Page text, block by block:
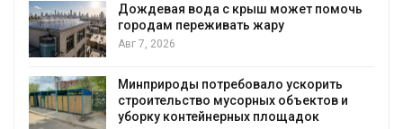
Дождевая вода с крыш может помочь
городам переживать жару
Авг 7, 2026
Минприроды потребовало ускорить
строительство мусорных объектов и
уборку контейнерных площадок